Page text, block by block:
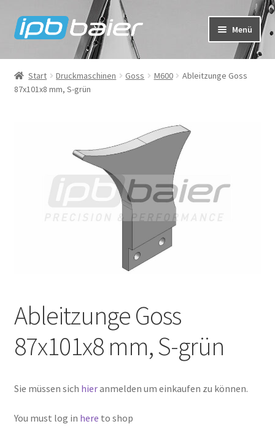
Zur
Navigation
Zum
Inhalt
Menü
Mein Konto
Warenkorb
IPB Baier Onlineshop
Start Druckmaschinen Goss M600
Ableitzunge Goss
87x101x8 mm, S-grün
Ableitzunge Goss
87x101x8 mm, S-grün
Sie müssen sich hieranmelden um einkaufen zu können.
You must log in here to shop